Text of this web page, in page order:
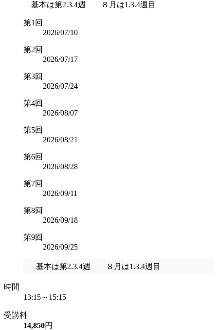
基本は第2.3.4週 ８月は1.3.4週目
第1回
2026/07/10
第2回
2026/07/17
第3回
2026/07/24
第4回
2026/08/07
第5回
2026/08/21
第6回
2026/08/28
第7回
2026/09/11
第8回
2026/09/18
第9回
2026/09/25
基本は第2.3.4週 ８月は1.3.4週目
時間
13:15～15:15
受講料
14,850円